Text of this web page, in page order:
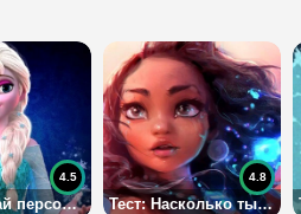
Тест: Угадай персонажа Дисней по рисунку в одну линию
4.5
Тест: Насколько ты похожа на Моану?
4.8